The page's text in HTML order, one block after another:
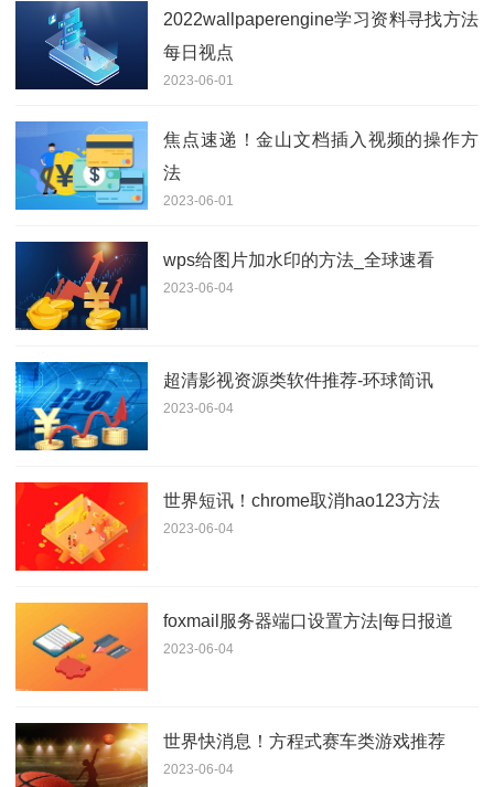
2022wallpaperengine学习资料寻找方法
每日视点
2023-06-01
焦点速递！金山文档插入视频的操作方
法
2023-06-01
wps给图片加水印的方法_全球速看
2023-06-04
超清影视资源类软件推荐-环球简讯
2023-06-04
世界短讯！chrome取消hao123方法
2023-06-04
foxmail服务器端口设置方法|每日报道
2023-06-04
世界快消息！方程式赛车类游戏推荐
2023-06-04